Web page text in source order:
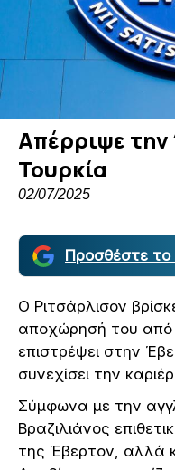
Aπέρριψε
Τουρκία
02/07/2025
Προσθέστε
Ο Ριτσάρλισον
αποχώρησή του από
επιστρέψει στην
συνεχίσει την
Σύμφωνα με την
Βραζιλιάνος
της Έβερτον, αλλά